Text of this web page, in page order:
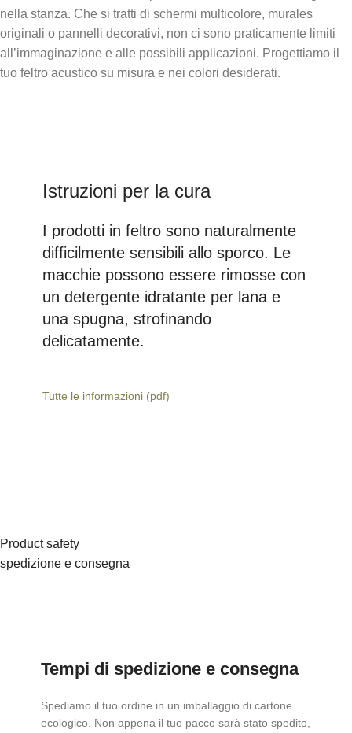
nella stanza. Che si tratti di schermi multicolore, murales
originali o pannelli decorativi, non ci sono praticamente limiti
all’immaginazione e alle possibili applicazioni. Progettiamo il
tuo feltro acustico su misura e nei colori desiderati.
Istruzioni per la cura
I prodotti in feltro sono naturalmente
difficilmente sensibili allo sporco. Le
macchie possono essere rimosse con
un detergente idratante per lana e
una spugna, strofinando
delicatamente.
Tutte le informazioni (pdf)
Product safety
spedizione e consegna
Tempi di spedizione e consegna
Spediamo il tuo ordine in un imballaggio di cartone
ecologico. Non appena il tuo pacco sarà stato spedito,